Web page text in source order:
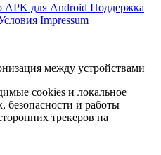
APK для Android Поддержка
Impressum
между устройствами
cookies и локальное
безопасности и работы
трекеров на